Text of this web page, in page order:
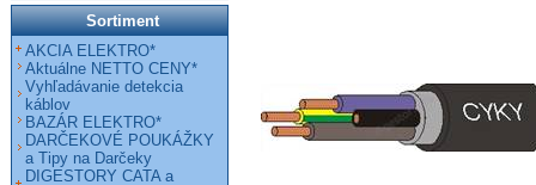
Sortiment
AKCIA ELEKTRO*
Aktuálne NETTO CENY*
Vyhľadávanie detekcia
káblov
BAZÁR ELEKTRO*
DARČEKOVÉ POUKÁŽKY
a Tipy na Darčeky
DIGESTORY CATA a